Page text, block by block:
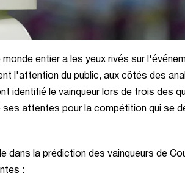
entier a les yeux rivés sur
l'attention du public, aux côtés des
identifié le vainqueur lors de trois des
ses attentes pour la compétition qui se
dans la prédiction des vainqueurs de
: